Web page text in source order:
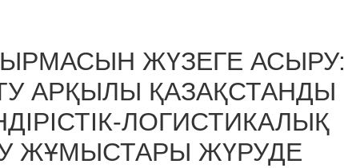
ЖҮЗЕГЕ АСЫРУ:
АРҚЫЛЫ ҚАЗАҚСТАНДЫ
ЛОГИСТИКАЛЫҚ
ЖҰМЫСТАРЫ ЖҮРУДЕ